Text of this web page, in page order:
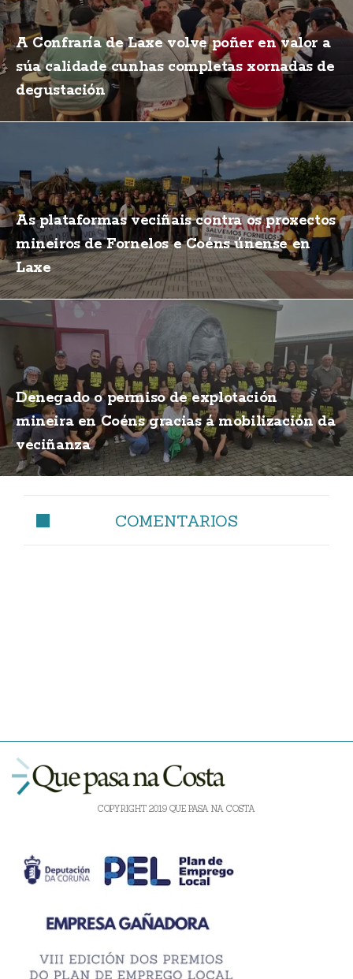
A Confraría de Laxe volve poñer en valor a
súa calidade cunhas completas xornadas de
degustación
As plataformas veciñais contra os proxectos
mineiros de Fornelos e Coéns únense en
Laxe
Denegado o permiso de explotación
mineira en Coéns gracias á mobilización da
veciñanza
COMENTARIOS
COPYRIGHT 2019 QUE PASA NA COSTA